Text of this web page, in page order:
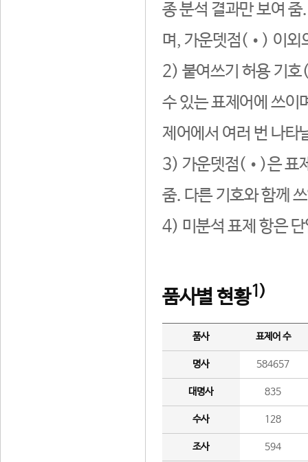
종 분석 결과만 보여
며, 가운뎃점(•) 이외
2) 붙여쓰기 허용 기호
수 있는 표제어에 쓰이
제어에서 여러 번 나타
3) 가운뎃점(•)은 표
줌. 다른 기호와 함께
4) 미분석 표제 항은
품사별 현황1)
품사 표제어 수
명사 584657
대명사 835
수사 128
조사 594